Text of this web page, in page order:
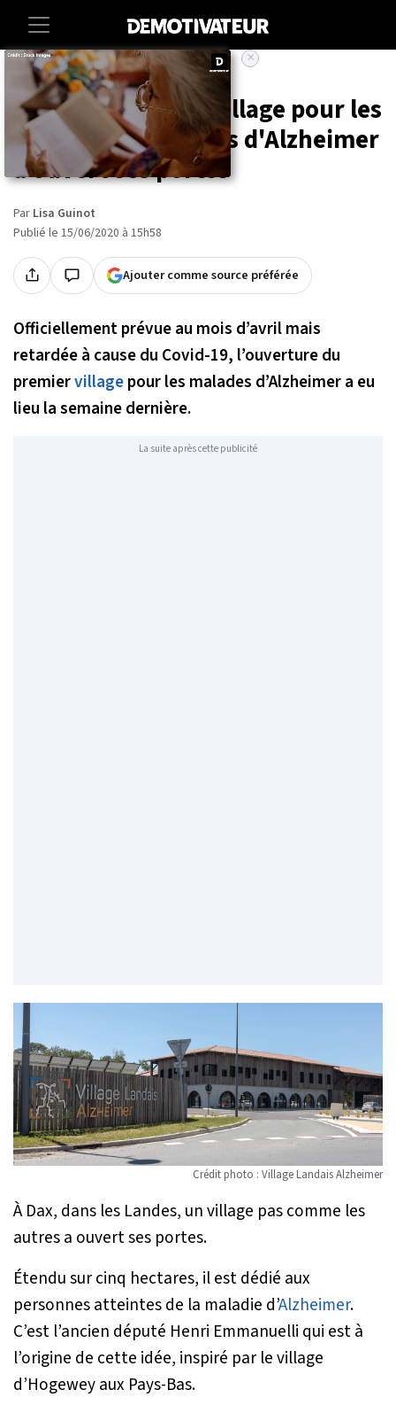
Accueil Societe Sante
À Dax, le premier village pour les
personnes atteintes d'Alzheimer
a ouvert ses portes
Par Lisa Guinot
Publié le 15/06/2020 à 15h58
Ajouter comme source préférée
×
Officiellement prévue au mois d’avril mais
retardée à cause du Covid-19, l’ouverture du
premiervillagepour les malades d’Alzheimer a eu
lieu la semaine dernière.
La suite après cette publicité
Crédit photo : Village Landais Alzheimer
À Dax, dans les Landes, un village pas comme les
autres a ouvert ses portes.
Étendu sur cinq hectares, il est dédié aux
personnes atteintes de la maladie d’Alzheimer.
C’est l’ancien député Henri Emmanuelli qui est à
l’origine de cette idée, inspiré par le village
d’Hogewey aux Pays-Bas.